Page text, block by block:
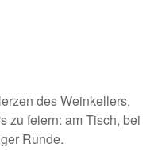
des Weinkellers,
zu feiern: am Tisch, bei
Runde.